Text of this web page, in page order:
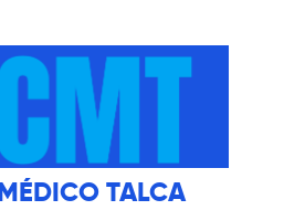
TALCA